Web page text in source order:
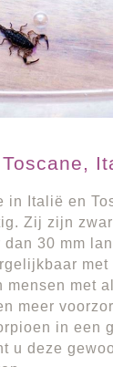
in Italië en
Zij zijn
30 mm
mensen met
meer
in een
u deze